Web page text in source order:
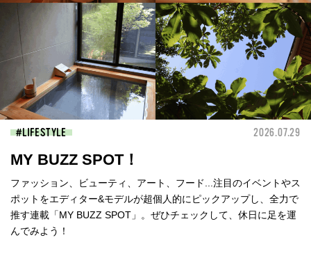
LIFESTYLE 2026.07.29
MY BUZZ SPOT！
ファッション、ビューティ、アート、フード...注目のイベントやス
ポットをエディター&モデルが超個人的にピックアップし、全力で
推す連載「MY BUZZ SPOT」。ぜひチェックして、休日に足を運
んでみよう！